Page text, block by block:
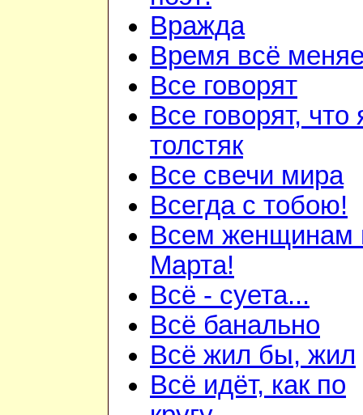
Вражда
Время всё
Все говорят
Все говорят, что
толстяк
Все свечи мира
Всегда с тобою!
Всем женщинам
Марта!
Всё - суета...
Всё банально
Всё жил бы, жил
Всё идёт, как по